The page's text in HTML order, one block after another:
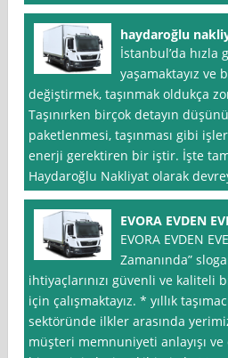
haydaroğlu
İstanbul’da
yaşamaktayız ve
değiştirmek, taşınmak oldukça
Taşınırken birçok detayın
paketlenmesi, taşınması gibi
enerji gerektiren bir iştir. İşte
Haydaroğlu Nakliyat olarak
EVORA EVDEN
EVORA EVDEN
Zamanında”
ihtiyaçlarınızı güvenli ve kaliteli
için çalışmaktayız. * yıllık
sektöründe ilkler arasında
müşteri memnuniyeti anlayışı ve